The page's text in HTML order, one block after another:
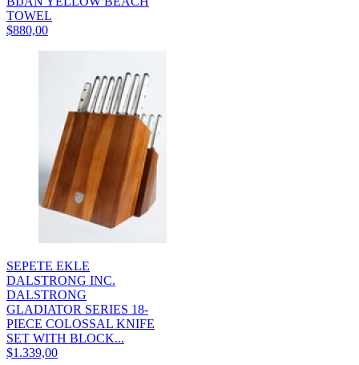
TOWEL
$880,00
SEPETE EKLE
DALSTRONG INC.
DALSTRONG
GLADIATOR SERIES 18-
PIECE COLOSSAL KNIFE
SET WITH BLOCK...
$1.339,00